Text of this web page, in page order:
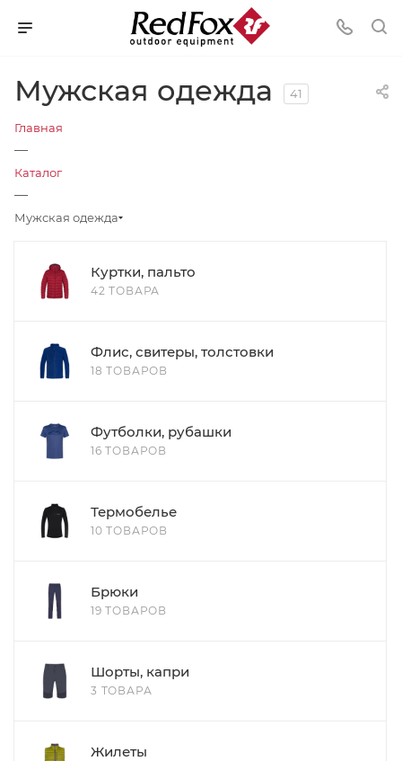
Мужская одежда 41
Главная
—
Каталог
—
Мужская одежда
Куртки, пальто
42 ТОВАРА
Флис, свитеры, толстовки
18 ТОВАРОВ
Футболки, рубашки
16 ТОВАРОВ
Термобелье
10 ТОВАРОВ
Брюки
19 ТОВАРОВ
Шорты, капри
3 ТОВАРА
Жилеты